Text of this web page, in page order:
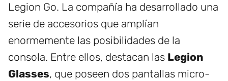
Legion Go. La compañía ha desarrollado una
serie de accesorios que amplían
enormemente las posibilidades de la
consola. Entre ellos, destacan las Legion
Glasses, que poseen dos pantallas micro-